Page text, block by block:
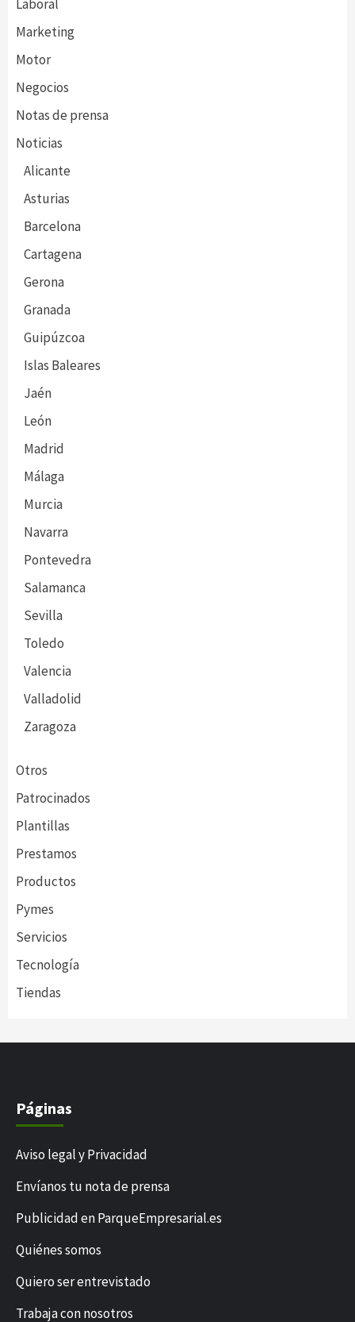
Laboral
Marketing
Motor
Negocios
Notas de prensa
Noticias
Alicante
Asturias
Barcelona
Cartagena
Gerona
Granada
Guipúzcoa
Islas Baleares
Jaén
León
Madrid
Málaga
Murcia
Navarra
Pontevedra
Salamanca
Sevilla
Toledo
Valencia
Valladolid
Zaragoza
Otros
Patrocinados
Plantillas
Prestamos
Productos
Pymes
Servicios
Tecnología
Tiendas
Páginas
Aviso legal y Privacidad
Envíanos tu nota de prensa
Publicidad en ParqueEmpresarial.es
Quiénes somos
Quiero ser entrevistado
Trabaja con nosotros